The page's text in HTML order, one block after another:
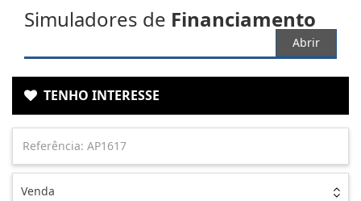
Simuladores de Financiamento
Abrir
TENHO INTERESSE
Venda